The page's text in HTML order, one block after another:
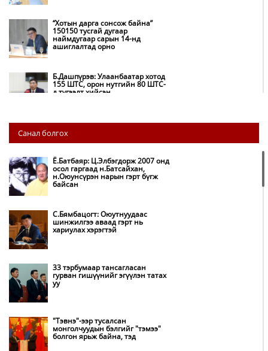
“Хотын дарга сонсож байна”
150150 тусгай дугаар
наймдугаар сарын 14-нд
ашиглалтад орно
Б.Дашпүрэв: Улаанбаатар хотод
155 ШТС, орон нутгийн 80 ШТС-
д түгээлт хийсэн
НИТХ: Багануур ХК-ийг түшиглэн
нүүрс-пиролизийн үйлдвэр
байгуулж, ирэх оноос хагас кокс
Амаргүй цаг үеийг ирэх
НИТХ-ын төлөөлөгчид COP17
Монгол Улс “COP17”-д “Тал
Нөөцийн махны худалдаа,
Санал болгох
Ё.Батбаяр: Ц.Элбэгдорж 2007 онд
осол гаргаад н.Батсайхан,
н.Оюунсүрэн нарын гэрт бүгж
байсан
С.Бямбацогт: Оюутнуудаас
шинжилгээ аваад гэрт нь
хариулах хэрэгтэй
33 тэрбумаар тансагласан
гурван гишүүнийг эгүүлэн татах
уу
"Тэвнэ"-ээр тусалсан
монголчуудын бэлгийг "тэмээ"
болгон ярьж байна, тэд